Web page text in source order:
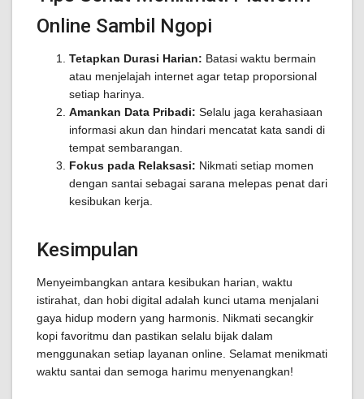
Online Sambil Ngopi
Tetapkan Durasi Harian: Batasi waktu bermain
atau menjelajah internet agar tetap proporsional
setiap harinya.
Amankan Data Pribadi: Selalu jaga kerahasiaan
informasi akun dan hindari mencatat kata sandi di
tempat sembarangan.
Fokus pada Relaksasi: Nikmati setiap momen
dengan santai sebagai sarana melepas penat dari
kesibukan kerja.
Kesimpulan
Menyeimbangkan antara kesibukan harian, waktu
istirahat, dan hobi digital adalah kunci utama menjalani
gaya hidup modern yang harmonis. Nikmati secangkir
kopi favoritmu dan pastikan selalu bijak dalam
menggunakan setiap layanan online. Selamat menikmati
waktu santai dan semoga harimu menyenangkan!